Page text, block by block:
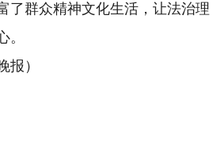
了群众精神文化生活，让法治理
。
）